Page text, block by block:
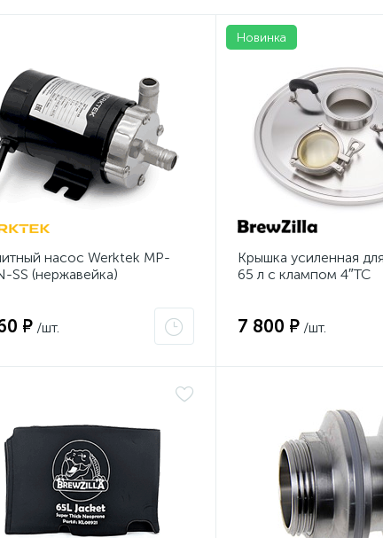
насос Werktek MP-
SS (нержавейка)
₽ /шт.
Новинка
Крышка усиленная
65 л с клампом 4″TC
7 800 ₽ /шт.